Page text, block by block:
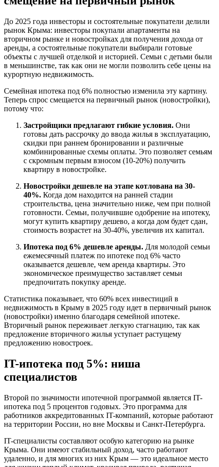
До 2025 года инвесторы и состоятельные покупатели делили
рынок Крыма: инвесторы покупали апартаменты на
вторичном рынке и новостройках для получения дохода от
аренды, а состоятельные покупатели выбирали готовые
объекты с лучшей отделкой и историей. Семьи с детьми были
в меньшинстве, так как они не могли позволить себе цены на
курортную недвижимость.
Семейная ипотека под 6% полностью изменила эту картину.
Теперь спрос смещается на первичный рынок (новостройки),
потому что:
Застройщики предлагают гибкие условия. Они
готовы дать рассрочку до ввода жилья в эксплуатацию,
скидки при раннем бронировании и различные
комбинированные схемы оплаты. Это позволяет семьям
с скромным первым взносом (10-20%) получить
квартиру в новостройке.
Новостройки дешевле на этапе котлована на 30-
40%. Когда дом находится на ранней стадии
строительства, цена значительно ниже, чем при полной
готовности. Семьи, получившие одобрение на ипотеку,
могут купить квартиру дешево, а когда дом будет сдан,
стоимость возрастет на 30-40%, увеличив их капитал.
Ипотека под 6% дешевле аренды. Для молодой семьи
ежемесячный платеж по ипотеке под 6% часто
оказывается дешевле, чем аренда квартиры. Это
экономическое преимущество заставляет семьи
предпочитать покупку аренде.
Статистика показывает, что 60% всех инвестиций в
недвижимость в Крыму в 2025 году идет в первичный рынок
(новостройки) именно благодаря семейной ипотеке.
Вторичный рынок переживает легкую стагнацию, так как
предложение вторичного жилья уступает растущему
предложению новостроек.
IT-ипотека под 5%: ниша
специалистов
Второй по значимости ипотечной программой является IT-
ипотека под 5 процентов годовых. Это программа для
работников аккредитованных IT-компаний, которые работают
на территории России, но вне Москвы и Санкт-Петербурга.
IT-специалисты составляют особую категорию на рынке
Крыма. Они имеют стабильный доход, часто работают
удаленно, и для многих из них Крым — это идеальное место